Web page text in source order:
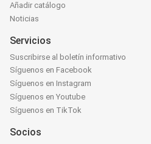
Añadir catálogo
Noticias
Servicios
Suscribirse al boletín informativo
Síguenos en Facebook
Síguenos en Instagram
Síguenos en Youtube
Síguenos en TikTok
Socios